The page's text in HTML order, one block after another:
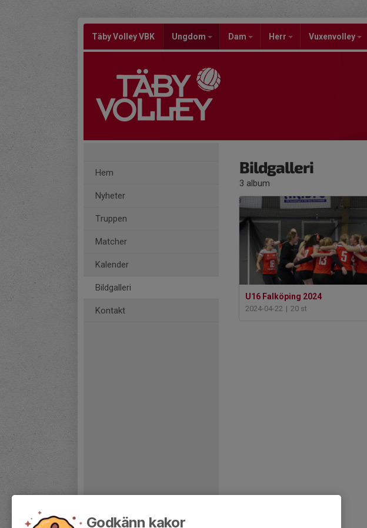
Täby Volley VBK Ungdom Dam Herr Vuxenvolley
Hem
Nyheter
Truppen
Matcher
Kalender
Bildgalleri
Kontakt
Bildgalleri
3 album
U16 Falköping 2024
2024-04-22 | 20 st
Godkänn kakor